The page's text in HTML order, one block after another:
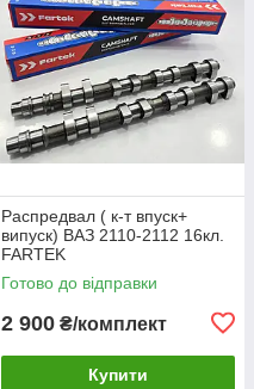
Распредвал ( к-т впуск+
випуск) ВАЗ 2110-2112 16кл.
FARTEK
Готово до відправки
2 900 ₴/комплект
Купити